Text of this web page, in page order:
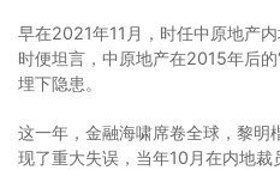
早在2021年11月，时任中原地产
时便坦言，中原地产在2015年后
埋下隐患。
这一年，金融海啸席卷全球，黎明
现了重大失误，当年10月在内地